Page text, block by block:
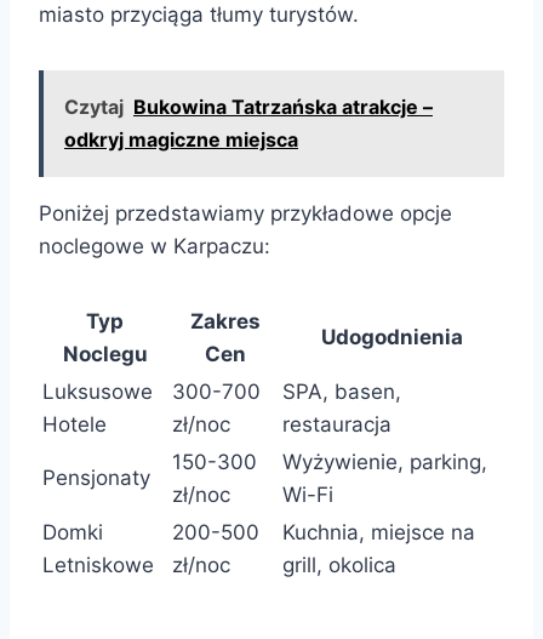
miasto przyciąga tłumy turystów.
Czytaj Bukowina Tatrzańska atrakcje –
odkryj magiczne miejsca
Poniżej przedstawiamy przykładowe opcje
noclegowe w Karpaczu:
Typ
Noclegu
Zakres
Cen
Udogodnienia
Luksusowe
Hotele
300-700
zł/noc
SPA, basen,
restauracja
Pensjonaty
150-300
zł/noc
Wyżywienie, parking,
Wi-Fi
Domki
Letniskowe
200-500
zł/noc
Kuchnia, miejsce na
grill, okolica